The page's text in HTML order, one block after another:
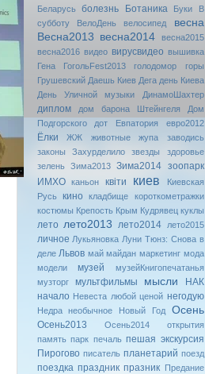
Беларусь
болезнь Ботаника Буки
В
субботу
ВелоДень велосипед
весна
Весна2013 весна2014
весна2015
весна2016 видео вирусвидео вышивка
Гена
ГогольFest2013 голодомор
горы
Грушевский Даешь Киев Дега день Киева
День Уличной музыки
ДинамоШахтер
диплом дом барона Штейнгеля
Дом
Подгорского
дот Евпатория евро2012
Ёлки ЖЖ животные жупа
заводись
законы
Захурделило звезды
здоровье
зелень
Зима2013 Зима2014 зоопарк
ИМХО
каньон квiти киев
Киевская
Русь
кино кладбище
короткометражки
костюмы Крепость Крым Кудрявец куклы
лето лето2013 лето2014 лето2015
личное Лукьяновка Луни Тюнз: Снова в
деле Львов май майдан маркетинг мода
модели
музей
музейКнигопечатанья
музторг
мультфильмы мысли
НАК
начало Невеста любой ценой негодую
Недра необычное Новый Год Осень
Осень2013 Осень2014
открытия
память парк печаль пешая экскурсия
Пирогово писатель планетарий поезд
поездка праздник празник Предание